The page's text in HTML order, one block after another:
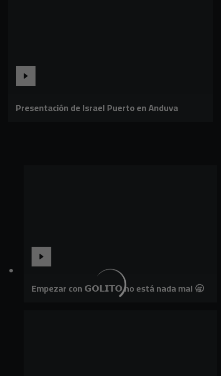
Presentación de Israel Puerto en Anduva
Empezar con 𝗚𝗢𝗟𝗜𝗧𝗢 no está nada mal 🥱